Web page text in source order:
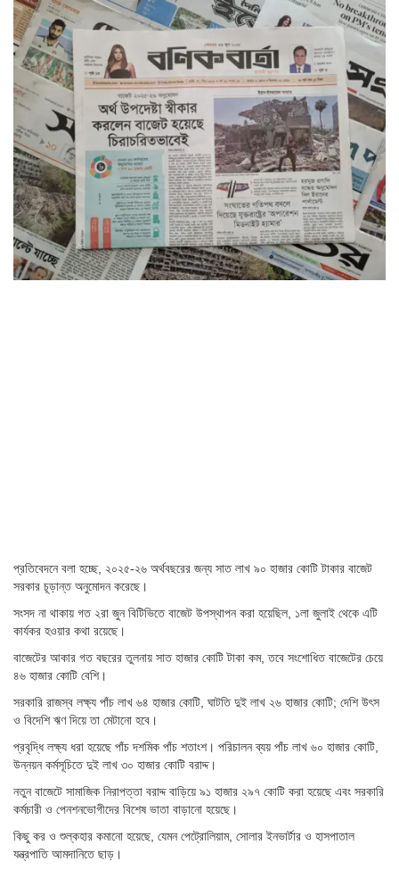
প্রতিবেদনে বলা হচ্ছে, ২০২৫-২৬ অর্থবছরের জন্য সাত লাখ ৯০ হাজার কোটি টাকার বাজেট
সরকার চূড়ান্ত অনুমোদন করেছে।
সংসদ না থাকায় গত ২রা জুন বিটিভিতে বাজেট উপস্থাপন করা হয়েছিল, ১লা জুলাই থেকে এটি
কার্যকর হওয়ার কথা রয়েছে।
বাজেটের আকার গত বছরের তুলনায় সাত হাজার কোটি টাকা কম, তবে সংশোধিত বাজেটের চেয়ে
৪৬ হাজার কোটি বেশি।
সরকারি রাজস্ব লক্ষ্য পাঁচ লাখ ৬৪ হাজার কোটি, ঘাটতি দুই লাখ ২৬ হাজার কোটি; দেশি উৎস
ও বিদেশি ঋণ দিয়ে তা মেটানো হবে।
প্রবৃদ্ধি লক্ষ্য ধরা হয়েছে পাঁচ দশমিক পাঁচ শতাংশ। পরিচালন ব্যয় পাঁচ লাখ ৬০ হাজার কোটি,
উন্নয়ন কর্মসূচিতে দুই লাখ ৩০ হাজার কোটি বরাদ্দ।
নতুন বাজেটে সামাজিক নিরাপত্তা বরাদ্দ বাড়িয়ে ৯১ হাজার ২৯৭ কোটি করা হয়েছে এবং সরকারি
কর্মচারী ও পেনশনভোগীদের বিশেষ ভাতা বাড়ানো হয়েছে।
কিছু কর ও শুল্কহার কমানো হয়েছে, যেমন পেট্রোলিয়াম, সোলার ইনভার্টার ও হাসপাতাল
যন্ত্রপাতি আমদানিতে ছাড়।